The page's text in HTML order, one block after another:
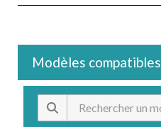
Modèles compatibles